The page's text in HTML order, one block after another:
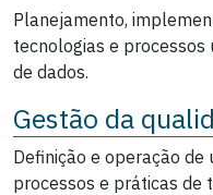
Planejamento,
tecnologias e
de dados.
Gestão da
Definição e operação
processos e práticas de